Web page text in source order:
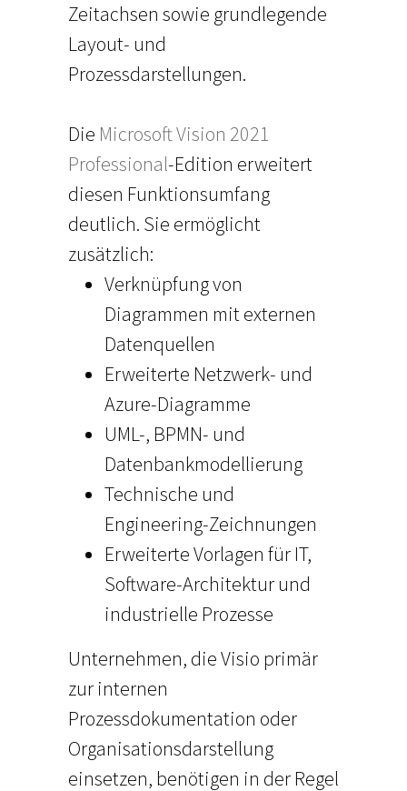
Zeitachsen sowie grundlegende
Layout- und
Prozessdarstellungen.
Die Microsoft Vision 2021
Professional-Edition erweitert
diesen Funktionsumfang
deutlich. Sie ermöglicht
zusätzlich:
Verknüpfung von
Diagrammen mit externen
Datenquellen
Erweiterte Netzwerk- und
Azure-Diagramme
UML-, BPMN- und
Datenbankmodellierung
Technische und
Engineering-Zeichnungen
Erweiterte Vorlagen für IT,
Software-Architektur und
industrielle Prozesse
Unternehmen, die Visio primär
zur internen
Prozessdokumentation oder
Organisationsdarstellung
einsetzen, benötigen in der Regel